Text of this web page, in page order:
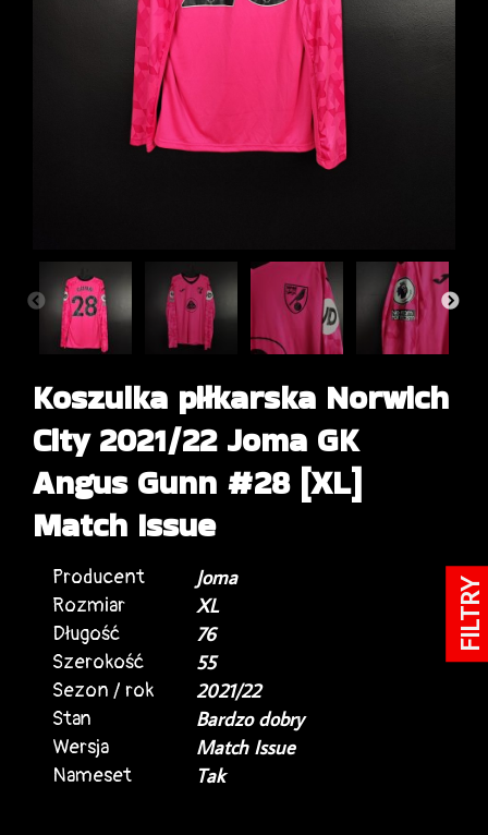
Koszulka piłkarska Norwich
City 2021/22 Joma GK
Angus Gunn #28 [XL]
Match Issue
Producent
Joma
Rozmiar
XL
Długość
76
Szerokość
55
Sezon / rok
2021/22
Stan
Bardzo dobry
Wersja
Match Issue
Nameset
Tak
FILTRY